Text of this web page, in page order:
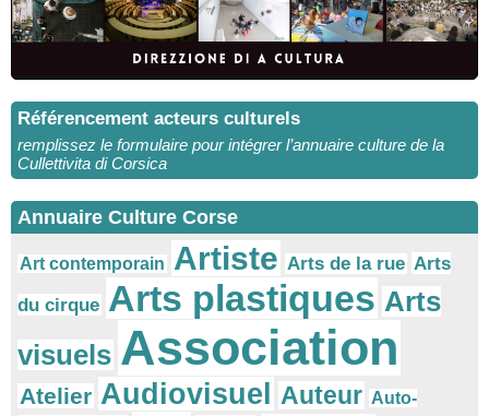
Référencement acteurs culturels
remplissez le formulaire pour intégrer l’annuaire culture de la
Cullettivita di Corsica
Annuaire Culture Corse
Art contemporain Artiste Arts de la rue Arts
du cirque Arts plastiques Arts
visuels Association
Atelier Audiovisuel Auteur Auto-